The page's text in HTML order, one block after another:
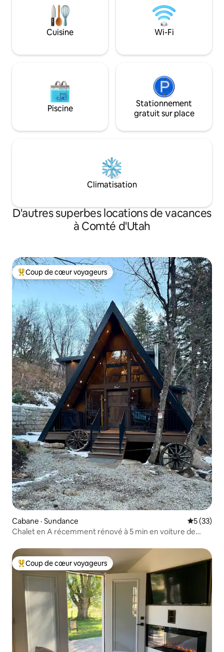
de bain fait de ce refuge spacieux un
excellent rapport qualité-prix. En raison
de graves allergies familiales et d'une
exception approuvée par Airbnb, on NE
les animaux d'assistance.
détendez-vous
dans la cuisine
vous relaxant
type spa avec la
dans le lit king-
Cuisine Wi-Fi
Piscine
Stationnement
gratuit sur place
Climatisation
D'autres superbes locations de vacances
à Comté d'Utah
Coup de cœur voyageurs parmi les plus aimés
Coup de cœur voyageurs
Cabane · Sundance Note
5 (33)
Chalet en A récemment rénové à 5 min en voiture de
Coup de cœur voyageurs parmi les plus aimés
Coup de cœur voyageurs